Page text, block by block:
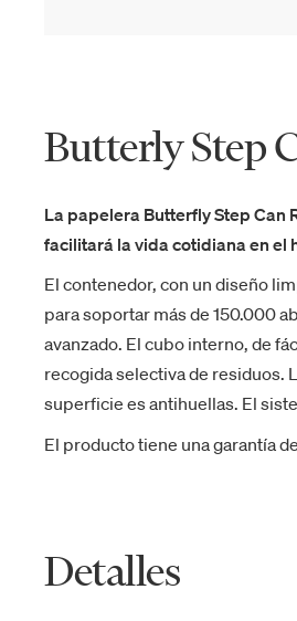
Butterly Step
La papelera Butterfly Step Can
facilitará la vida cotidiana en el
El contenedor, con un diseño
para soportar más de 150.000
avanzado. El cubo interno, de
recogida selectiva de residuos.
superficie es antihuellas. El
El producto tiene una garantía
Detalles